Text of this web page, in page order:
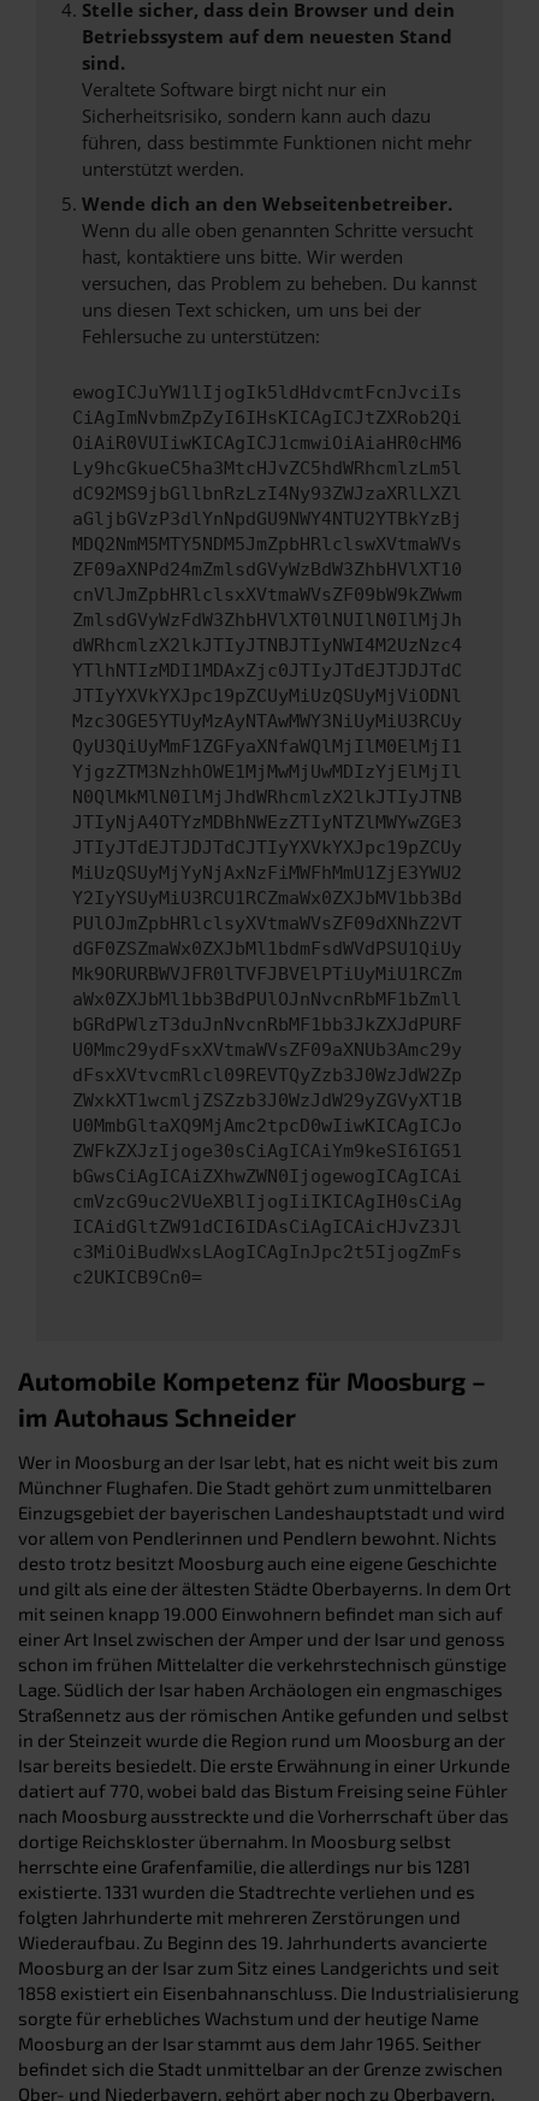
Stelle sicher, dass dein Browser und dein
Betriebssystem auf dem neuesten Stand
sind.
Veraltete Software birgt nicht nur ein
Sicherheitsrisiko, sondern kann auch dazu
führen, dass bestimmte Funktionen nicht mehr
unterstützt werden.
Wende dich an den Webseitenbetreiber.
Wenn du alle oben genannten Schritte versucht
hast, kontaktiere uns bitte. Wir werden
versuchen, das Problem zu beheben. Du kannst
uns diesen Text schicken, um uns bei der
Fehlersuche zu unterstützen:
ewogICJuYW1lIjogIk5ldHdvcmtFcnJvciIs
CiAgImNvbmZpZyI6IHsKICAgICJtZXRob2Qi
OiAiR0VUIiwKICAgICJ1cmwiOiAiaHR0cHM6
Ly9hcGkueC5ha3MtcHJvZC5hdWRhcmlzLm5l
dC92MS9jbGllbnRzLzI4Ny93ZWJzaXRlLXZl
aGljbGVzP3dlYnNpdGU9NWY4NTU2YTBkYzBj
MDQ2NmM5MTY5NDM5JmZpbHRlclswXVtmaWVs
ZF09aXNPd24mZmlsdGVyWzBdW3ZhbHVlXT10
cnVlJmZpbHRlclsxXVtmaWVsZF09bW9kZWwm
ZmlsdGVyWzFdW3ZhbHVlXT0lNUIlN0IlMjJh
dWRhcmlzX2lkJTIyJTNBJTIyNWI4M2UzNzc4
YTlhNTIzMDI1MDAxZjc0JTIyJTdEJTJDJTdC
JTIyYXVkYXJpc19pZCUyMiUzQSUyMjViODNl
Mzc3OGE5YTUyMzAyNTAwMWY3NiUyMiU3RCUy
QyU3QiUyMmF1ZGFyaXNfaWQlMjIlM0ElMjI1
YjgzZTM3NzhhOWE1MjMwMjUwMDIzYjElMjIl
N0QlMkMlN0IlMjJhdWRhcmlzX2lkJTIyJTNB
JTIyNjA4OTYzMDBhNWEzZTIyNTZlMWYwZGE3
JTIyJTdEJTJDJTdCJTIyYXVkYXJpc19pZCUy
MiUzQSUyMjYyNjAxNzFiMWFhMmU1ZjE3YWU2
Y2IyYSUyMiU3RCU1RCZmaWx0ZXJbMV1bb3Bd
PUlOJmZpbHRlclsyXVtmaWVsZF09dXNhZ2VT
dGF0ZSZmaWx0ZXJbMl1bdmFsdWVdPSU1QiUy
Mk9ORURBWVJFR0lTVFJBVElPTiUyMiU1RCZm
aWx0ZXJbMl1bb3BdPUlOJnNvcnRbMF1bZmll
bGRdPWlzT3duJnNvcnRbMF1bb3JkZXJdPURF
U0Mmc29ydFsxXVtmaWVsZF09aXNUb3Amc29y
dFsxXVtvcmRlcl09REVTQyZzb3J0WzJdW2Zp
ZWxkXT1wcmljZSZzb3J0WzJdW29yZGVyXT1B
U0MmbGltaXQ9MjAmc2tpcD0wIiwKICAgICJo
ZWFkZXJzIjoge30sCiAgICAiYm9keSI6IG51
bGwsCiAgICAiZXhwZWN0IjogewogICAgICAi
cmVzcG9uc2VUeXBlIjogIiIKICAgIH0sCiAg
ICAidGltZW91dCI6IDAsCiAgICAicHJvZ3Jl
c3MiOiBudWxsLAogICAgInJpc2t5IjogZmFs
c2UKICB9Cn0=
Automobile Kompetenz für Moosburg –
im Autohaus Schneider
Wer in Moosburg an der Isar lebt, hat es nicht weit bis zum
Münchner Flughafen. Die Stadt gehört zum unmittelbaren
Einzugsgebiet der bayerischen Landeshauptstadt und wird
vor allem von Pendlerinnen und Pendlern bewohnt. Nichts
desto trotz besitzt Moosburg auch eine eigene Geschichte
und gilt als eine der ältesten Städte Oberbayerns. In dem Ort
mit seinen knapp 19.000 Einwohnern befindet man sich auf
einer Art Insel zwischen der Amper und der Isar und genoss
schon im frühen Mittelalter die verkehrstechnisch günstige
Lage. Südlich der Isar haben Archäologen ein engmaschiges
Straßennetz aus der römischen Antike gefunden und selbst
in der Steinzeit wurde die Region rund um Moosburg an der
Isar bereits besiedelt. Die erste Erwähnung in einer Urkunde
datiert auf 770, wobei bald das Bistum Freising seine Fühler
nach Moosburg ausstreckte und die Vorherrschaft über das
dortige Reichskloster übernahm. In Moosburg selbst
herrschte eine Grafenfamilie, die allerdings nur bis 1281
existierte. 1331 wurden die Stadtrechte verliehen und es
folgten Jahrhunderte mit mehreren Zerstörungen und
Wiederaufbau. Zu Beginn des 19. Jahrhunderts avancierte
Moosburg an der Isar zum Sitz eines Landgerichts und seit
1858 existiert ein Eisenbahnanschluss. Die Industrialisierung
sorgte für erhebliches Wachstum und der heutige Name
Moosburg an der Isar stammt aus dem Jahr 1965. Seither
befindet sich die Stadt unmittelbar an der Grenze zwischen
Ober- und Niederbayern, gehört aber noch zu Oberbayern.